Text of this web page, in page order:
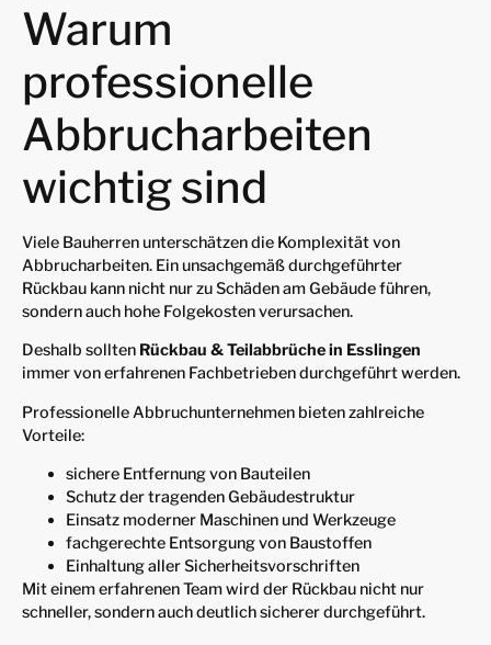
Warum
professionelle
Abbrucharbeiten
wichtig sind
Viele Bauherren unterschätzen die Komplexität von
Abbrucharbeiten. Ein unsachgemäß durchgeführter
Rückbau kann nicht nur zu Schäden am Gebäude führen,
sondern auch hohe Folgekosten verursachen.
Deshalb sollten Rückbau & Teilabbrüche in Esslingen
immer von erfahrenen Fachbetrieben durchgeführt werden.
Professionelle Abbruchunternehmen bieten zahlreiche
Vorteile:
sichere Entfernung von Bauteilen
Schutz der tragenden Gebäudestruktur
Einsatz moderner Maschinen und Werkzeuge
fachgerechte Entsorgung von Baustoffen
Einhaltung aller Sicherheitsvorschriften
Mit einem erfahrenen Team wird der Rückbau nicht nur
schneller, sondern auch deutlich sicherer durchgeführt.